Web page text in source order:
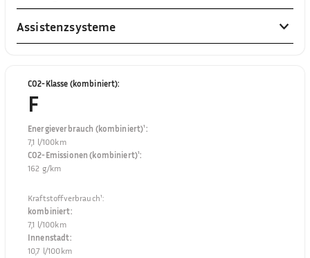
Assistenzsysteme
CO2-Klasse (kombiniert):
F
Energieverbrauch (kombiniert)¹:
7,1 l/100km
CO2-Emissionen (kombiniert)¹:
162 g/km
Kraftstoffverbrauch¹:
kombiniert:
7,1 l/100km
Innenstadt:
10,7 l/100km